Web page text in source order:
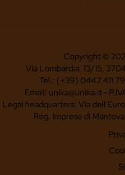
Copyright ©
Via Lombardia, 13/15,
Tel.: (+39) 0442 411
Email: unika@unika.it -
Legal headquarters: Via
Reg. Imprese di